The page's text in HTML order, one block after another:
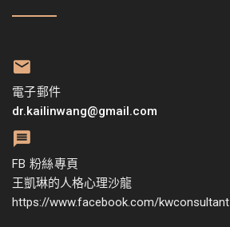
電子郵件
dr.kailinwang@gmail.com
FB 粉絲專頁
王凱琳的人格心理沙龍
https://www.facebook.com/kwconsultant